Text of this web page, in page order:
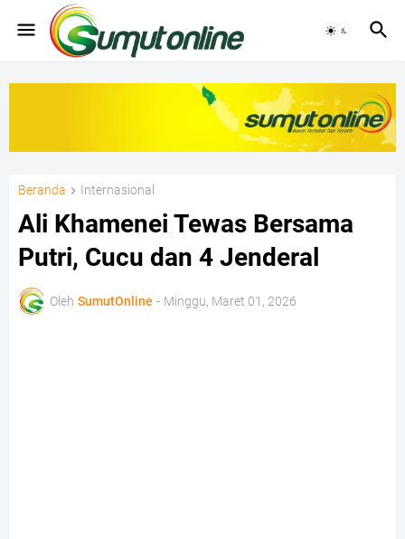
Beranda Internasional
Ali Khamenei Tewas Bersama
Putri, Cucu dan 4 Jenderal
Oleh SumutOnline - Minggu, Maret 01, 2026